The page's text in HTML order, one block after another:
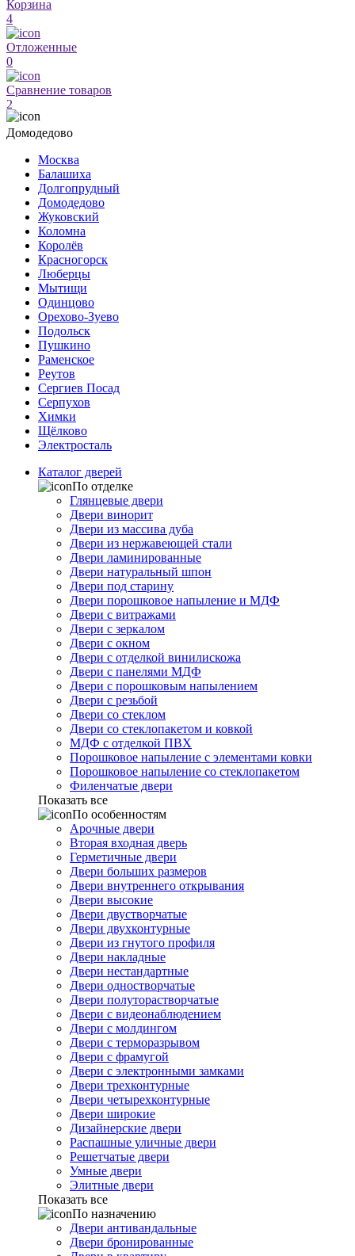
Корзина
4
Отложенные
0
Сравнение товаров
2
Домодедово
Москва
Балашиха
Долгопрудный
Домодедово
Жуковский
Коломна
Королёв
Красногорск
Люберцы
Мытищи
Одинцово
Орехово-Зуево
Подольск
Пушкино
Раменское
Реутов
Сергиев Посад
Серпухов
Химки
Щёлково
Электросталь
Каталог дверей
По отделке
Глянцевые двери
Двери винорит
Двери из массива дуба
Двери из нержавеющей стали
Двери ламинированные
Двери натуральный шпон
Двери под старину
Двери порошковое напыление и МДФ
Двери с витражами
Двери с зеркалом
Двери с окном
Двери с отделкой винилискожа
Двери с панелями МДФ
Двери с порошковым напылением
Двери с резьбой
Двери со стеклом
Двери со стеклопакетом и ковкой
МДФ с отделкой ПВХ
Порошковое напыление с элементами ковки
Порошковое напыление со стеклопакетом
Филенчатые двери
Показать все
По особенностям
Арочные двери
Вторая входная дверь
Герметичные двери
Двери больших размеров
Двери внутреннего открывания
Двери высокие
Двери двустворчатые
Двери двухконтурные
Двери из гнутого профиля
Двери накладные
Двери нестандартные
Двери одностворчатые
Двери полуторастворчатые
Двери с видеонаблюдением
Двери с молдингом
Двери с терморазрывом
Двери с фрамугой
Двери с электронными замками
Двери трехконтурные
Двери четырехконтурные
Двери широкие
Дизайнерские двери
Распашные уличные двери
Решетчатые двери
Умные двери
Элитные двери
Показать все
По назначению
Двери антивандальные
Двери бронированные